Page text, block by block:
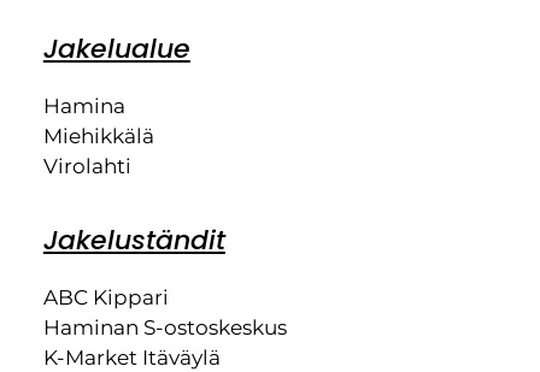
Jakelualue
Hamina
Miehikkälä
Virolahti
Jakeluständit
ABC Kippari
Haminan S-ostoskeskus
K-Market Itäväylä